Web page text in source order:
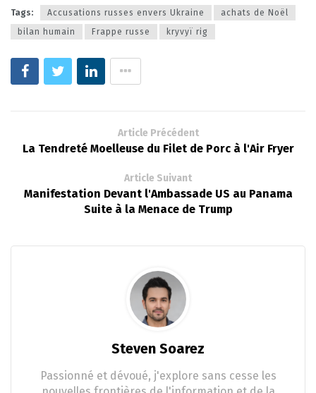
Tags: Accusations russes envers Ukraine
achats de Noël
bilan humain
Frappe russe kryvyï rig
Article Précédent
La Tendreté Moelleuse du Filet de Porc à l'Air Fryer
Article Suivant
Manifestation Devant l'Ambassade US au Panama
Suite à la Menace de Trump
Steven Soarez
Passionné et dévoué, j'explore sans cesse les